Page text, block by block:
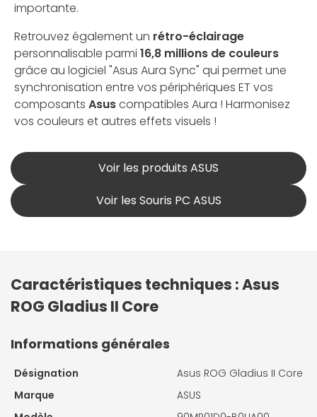
importante.
Retrouvez également un rétro-éclairage
personnalisable parmi 16,8 millions de couleurs
grâce au logiciel "Asus Aura Sync" qui permet une
synchronisation entre vos périphériques ET vos
composants Asuscompatibles Aura ! Harmonisez
vos couleurs et autres effets visuels !
Voir les produits ASUS
Voir les Souris PC ASUS
Caractéristiques techniques : Asus
ROG Gladius II Core
Informations générales
Désignation
Asus ROG Gladius II Core
Marque
ASUS